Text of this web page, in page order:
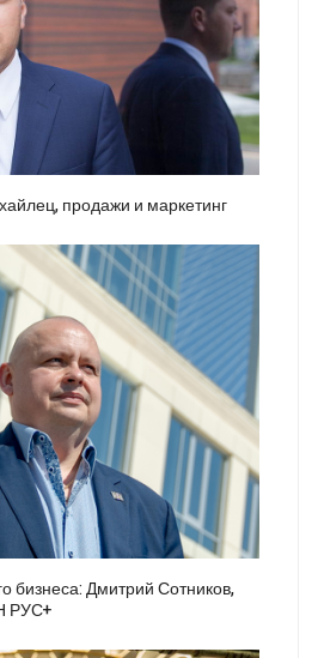
продажи и маркетинг
бизнеса: Дмитрий Сотников,
РУС+